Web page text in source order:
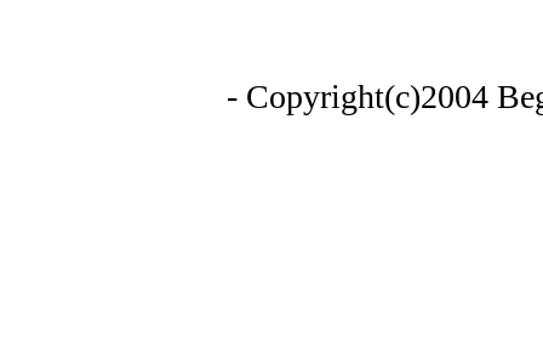
- Copyright(c)2004